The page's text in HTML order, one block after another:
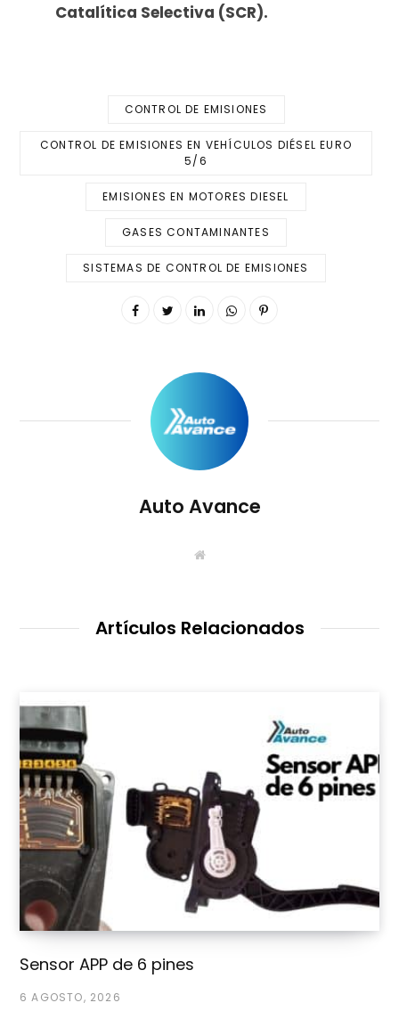
Catalítica Selectiva (SCR).
CONTROL DE EMISIONES
CONTROL DE EMISIONES EN VEHÍCULOS DIÉSEL EURO
5/6
EMISIONES EN MOTORES DIESEL
GASES CONTAMINANTES
SISTEMAS DE CONTROL DE EMISIONES
Auto Avance
S
e
Artículos Relacionados
Sensor APP de 6 pines
6 AGOSTO, 2026